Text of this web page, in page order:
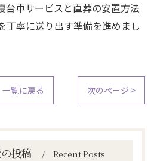
台車サービスと直葬の安置方法
丁寧に送り出す準備を進めまし
一覧に戻る 次のページ >
投稿 Recent Posts